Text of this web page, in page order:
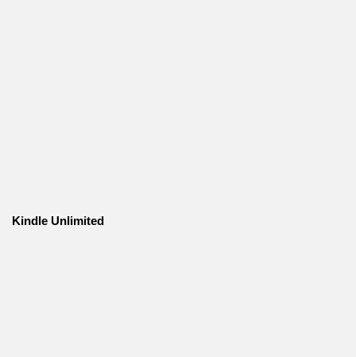
Kindle Unlimited